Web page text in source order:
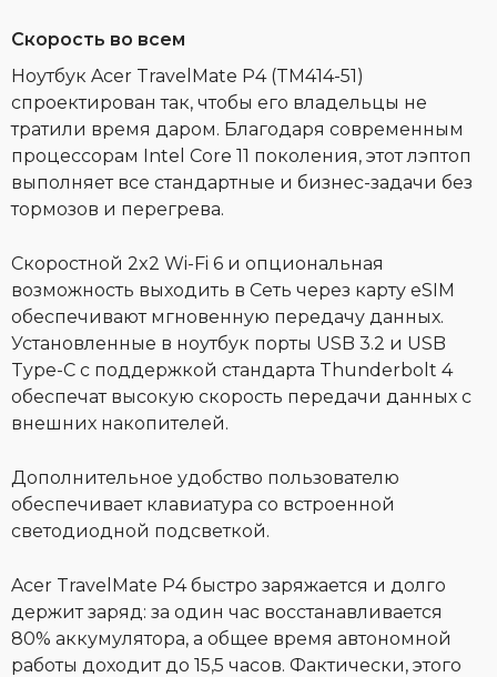
Скорость во всем
Ноутбук Acer TravelMate P4 (TM414-51)
спроектирован так, чтобы его владельцы не
тратили время даром. Благодаря современным
процессорам Intel Core 11 поколения, этот лэптоп
выполняет все стандартные и бизнес-задачи без
тормозов и перегрева.
Скоростной 2x2 Wi-Fi 6 и опциональная
возможность выходить в Сеть через карту eSIM
обеспечивают мгновенную передачу данных.
Установленные в ноутбук порты USB 3.2 и USB
Type-C с поддержкой стандарта Thunderbolt 4
обеспечат высокую скорость передачи данных с
внешних накопителей.
Дополнительное удобство пользователю
обеспечивает клавиатура со встроенной
светодиодной подсветкой.
Acer TravelMate P4 быстро заряжается и долго
держит заряд: за один час восстанавливается
80% аккумулятора, а общее время автономной
работы доходит до 15,5 часов. Фактически, этого